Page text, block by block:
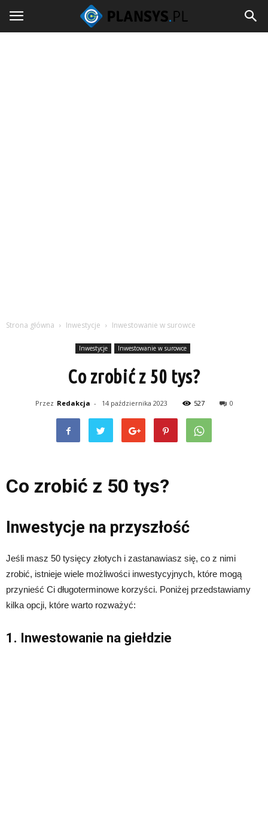
Strona główna Inwestycje Inwestowanie w surowce
Inwestycje Inwestowanie w surowce
Co zrobić z 50 tys?
Przez Redakcja - 14 października 2023 527 0
Co zrobić z 50 tys?
Inwestycje na przyszłość
Jeśli masz 50 tysięcy złotych i zastanawiasz się, co z nimi
zrobić, istnieje wiele możliwości inwestycyjnych, które mogą
przynieść Ci długoterminowe korzyści. Poniżej przedstawiamy
kilka opcji, które warto rozważyć:
1. Inwestowanie na giełdzie